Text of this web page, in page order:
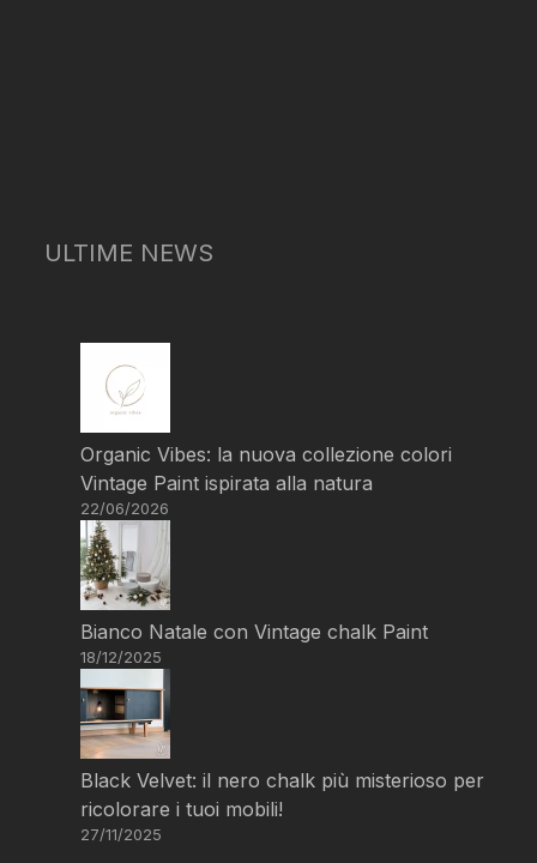
ULTIME NEWS
Organic Vibes: la nuova collezione colori
Vintage Paint ispirata alla natura
22/06/2026
Bianco Natale con Vintage chalk Paint
18/12/2025
Black Velvet: il nero chalk più misterioso per
ricolorare i tuoi mobili!
27/11/2025